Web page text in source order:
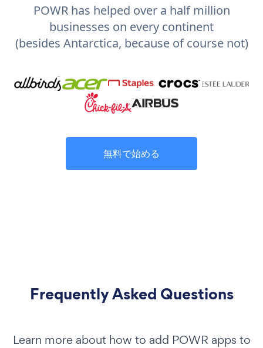
POWR has helped over a half million
businesses on every continent
(besides Antarctica, because of course not)
無料で始める
Frequently Asked Questions
Learn more about how to add POWR apps to